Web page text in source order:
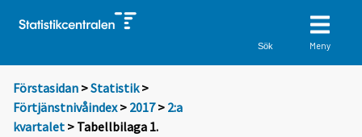
Sök Meny
Förstasidan >Statistik >
Förtjänstnivåindex> 2017> 2:a
kvartalet > Tabellbilaga 1.